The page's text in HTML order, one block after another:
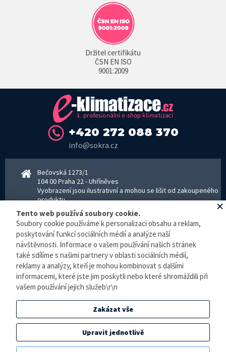
Držitel certifikátu
ČSN EN ISO
9001:2009
+420 272 088 370
info@sokra.cz
Bečovská 1273/1
104 00 Praha 22 - Uhříněves
Vyobrazení jsou ilustrativní a mohou se lišit od zakoupeného
produktu.
www.sokra.cz│www.haier-klimatizace.cz
Otevírací doba
Pondělí–Pátek 8–16:30 hodin - kancelář
Pondělí–pátek 8–16:00 hodin - sklad
Zpracování osobních údajů
© E-klimatizace.cz, všechna práva vyhrazena.
Internetový obchodvytvořilo studioBlueGhost.
Elektronická evidence tržeb je zde prováděna v BĚŽNÉM REŽIMU. Podle zákona o
evidenci tržeb je prodejce povinen vystavit kupujícímu účtenku. Zároveň je povinen
zaevidovat přijatou tržbu u správce daně online, v případě technického výpadku pak
Tento web používá soubory cookie.
Soubory cookie používáme k personalizaci obsahu a reklam,
poskytování funkcí sociálních médií a analýze naší
návštěvnosti. Informace o vašem používání našich stránek
také sdílíme s našimi partnery v oblasti sociálních médií,
reklamy a analýzy, kteří je mohou kombinovat s dalšími
informacemi, které jste jim poskytli nebo které shromáždili při
vašem používání jejich služeb\r\n
Zakázat vše
Upravit jednotlivě